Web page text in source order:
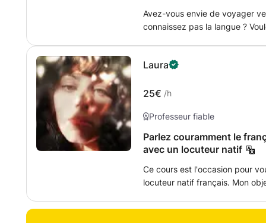
Avez-vous envie de voyager
connaissez pas la langue ?
l'enseignant qui vous guidera
latine. Ce cours vous donnera
américains qui parlent espagnol.
Laura
25€ /h
Professeur fiable
Parlez couramment le
avec un locuteur natif
Ce cours est l'occasion pour
locuteur natif français. Mon
pour que vous atteigniez le